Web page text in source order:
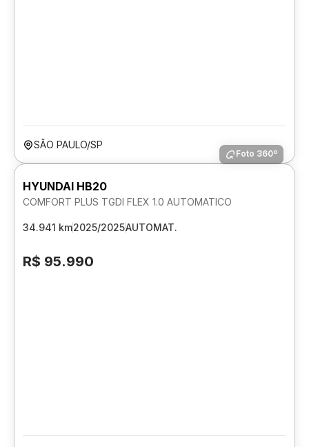
SÃO PAULO/SP
Foto 360º
HYUNDAI HB20
COMFORT PLUS TGDI FLEX 1.0 AUTOMATICO
34.941 km2025/2025AUTOMAT.
R$ 95.990